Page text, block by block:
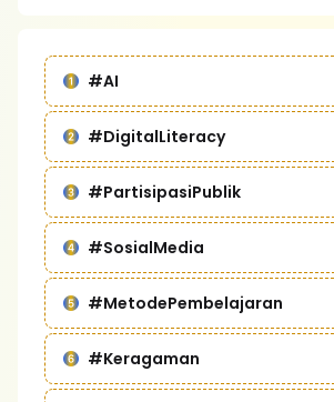
#AI
#DigitalLiteracy
#PartisipasiPublik
#SosialMedia
#MetodePembelajaran
#Keragaman